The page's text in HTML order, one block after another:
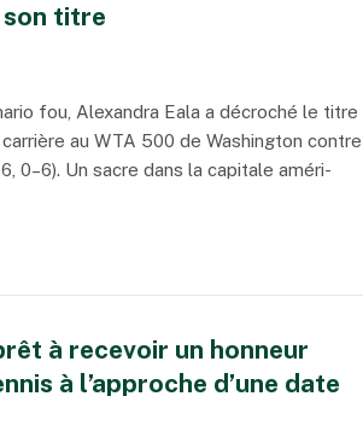
son titre
fou, Alexandra Eala a décroché le titre
au WTA 500 de Washington contre
0–6). Un sacre dans la capi­tale améri­
à recevoir un honneur
à l’approche d’une date